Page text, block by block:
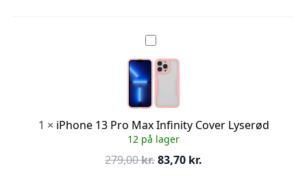
pris
pris
iPhone
13
Pro
Max
Infinity
Cover
Lyserød
1 × iPhone 13 Pro Max Infinity Cover Lyserød
12 på lager
279,00kr.Den
83,70 kr.